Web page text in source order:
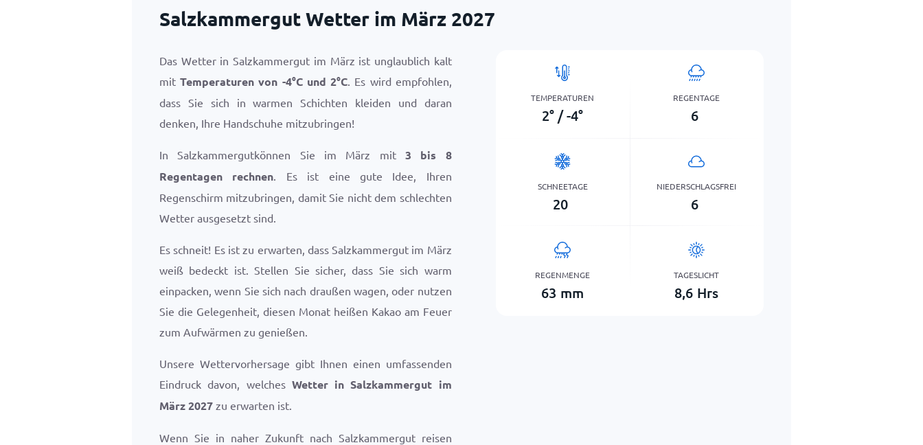
Salzkammergut Wetter im März 2027
Das Wetter in Salzkammergut im März ist unglaublich kalt
mitTemperaturen von -4°Cund2°C. Es wird empfohlen,
dass Sie sich in warmen Schichten kleiden und daran
denken, Ihre Handschuhe mitzubringen!
In Salzkammergutkönnen Sie im März mit3 bis 8
Regentagen rechnen. Es ist eine gute Idee, Ihren
Regenschirm mitzubringen, damit Sie nicht dem schlechten
Wetter ausgesetzt sind.
Es schneit! Es ist zu erwarten, dass Salzkammergut im März
weiß bedeckt ist. Stellen Sie sicher, dass Sie sich warm
einpacken, wenn Sie sich nach draußen wagen, oder nutzen
Sie die Gelegenheit, diesen Monat heißen Kakao am Feuer
zum Aufwärmen zu genießen.
Unsere Wettervorhersage gibt Ihnen einen umfassenden
Eindruck davon, welches Wetter in Salzkammergut im
März 2027 zu erwarten ist.
Wenn Sie in naher Zukunft nach Salzkammergut reisen
TEMPERATUREN
2° /-4°
REGENTAGE
6
SCHNEETAGE
20
NIEDERSCHLAGSFREI
6
REGENMENGE
63 mm
TAGESLICHT
8,6 Hrs